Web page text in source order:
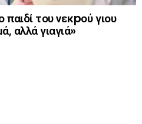
του νεκpού γιου
αλλά γιαγιά»